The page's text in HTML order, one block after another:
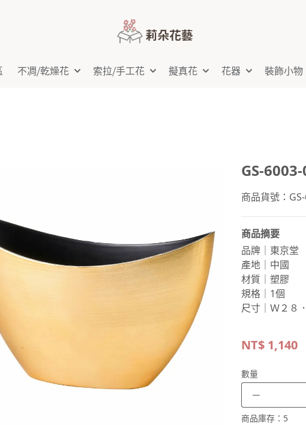
不凋⧸乾燥花 索拉⧸手工花 擬真花 花器 裝飾小物
GS-
商品貨號：
商品摘要
品牌｜東京堂
產地｜中國
材質｜塑膠
規格｜1個
尺寸｜Ｗ２８
NT$ 1,140
數量
－
商品庫存： 5